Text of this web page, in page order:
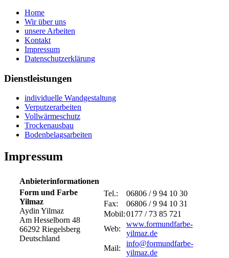
Home
Wir über uns
unsere Arbeiten
Kontakt
Impressum
Datenschutzerklärung
Dienstleistungen
individuelle Wandgestaltung
Verputzerarbeiten
Vollwärmeschutz
Trockenausbau
Bodenbelagsarbeiten
Impressum
Anbieterinformationen
Form und Farbe
Yilmaz
Aydin Yilmaz
Am Hesselborn 48
66292 Riegelsberg
Deutschland
Tel.:
06806 / 9 94 10 30
Fax:
06806 / 9 94 10 31
Mobil:0177 / 73 85 721
Web:
www.formundfarbe-
yilmaz.de
Mail:
info@formundfarbe-
yilmaz.de